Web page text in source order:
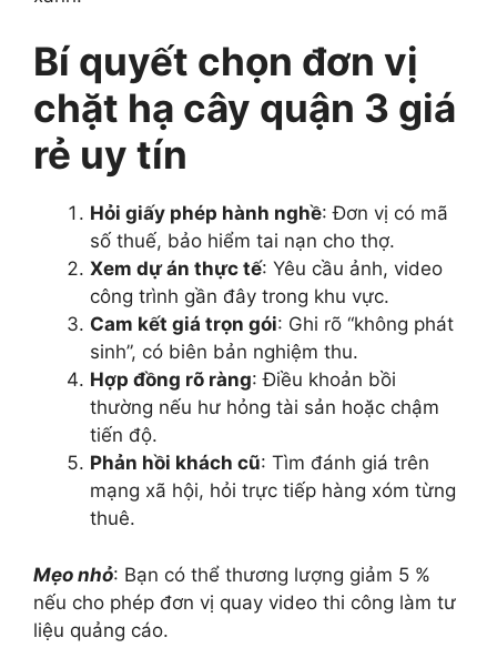
Bí quyết chọn đơn vị
chặt hạ cây quận 3 giá
rẻ uy tín
Hỏi giấy phép hành nghề: Đơn vị có mã
số thuế, bảo hiểm tai nạn cho thợ.
Xem dự án thực tế: Yêu cầu ảnh, video
công trình gần đây trong khu vực.
Cam kết giá trọn gói: Ghi rõ “không phát
sinh”, có biên bản nghiệm thu.
Hợp đồng rõ ràng: Điều khoản bồi
thường nếu hư hỏng tài sản hoặc chậm
tiến độ.
Phản hồi khách cũ: Tìm đánh giá trên
mạng xã hội, hỏi trực tiếp hàng xóm từng
thuê.
Mẹo nhỏ: Bạn có thể thương lượng giảm 5 %
nếu cho phép đơn vị quay video thi công làm tư
liệu quảng cáo.